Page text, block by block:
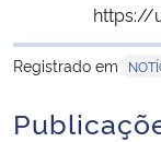
Advocacia-Geral da
Banco Central do Brasil
Planalto
https://
Registrado em